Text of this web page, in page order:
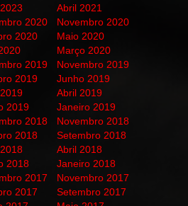
Abril 2021
2020
Novembro 2020
2020
Maio 2020
Março 2020
2019
Novembro 2019
2019
Junho 2019
Abril 2019
2019
Janeiro 2019
2018
Novembro 2018
2018
Setembro 2018
Abril 2018
2018
Janeiro 2018
2017
Novembro 2017
2017
Setembro 2017